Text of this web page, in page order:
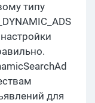
типу
для